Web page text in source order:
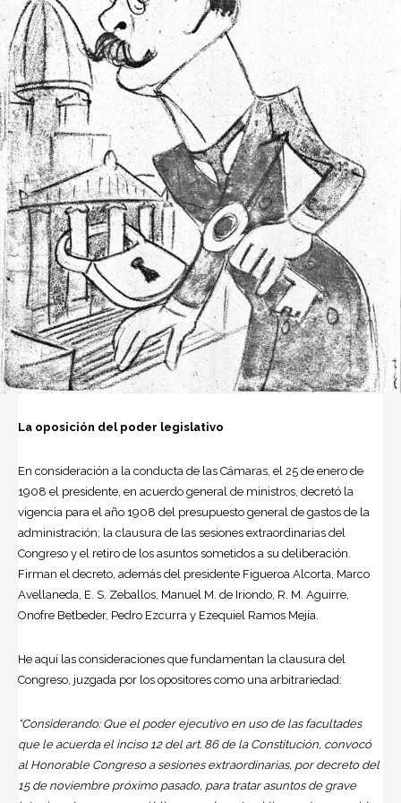
La oposición del poder legislativo
En consideración a la con­ducta de las Cámaras, el 25 de enero de
1908 el presidente, en acuerdo general de ministros, decretó la
vigencia para el año 1908 del presupuesto general de gastos de la
admi­nistración; la clausura de las sesiones extraordinarias del
Congreso y el retiro de los asuntos sometidos a su deli­beración.
Firman el decreto, además del presidente Figue­roa Alcorta, Marco
Avellaneda, E. S. Zeballos, Manuel M. de Iriondo, R. M. Aguirre,
Onofre Betbeder, Pedro Ezcurra y Ezequiel Ramos Mejía.
He aquí las consideraciones que fundamentan la clau­sura del
Congreso, juzgada por los opositores como una arbitrariedad:
“Considerando: Que el poder ejecutivo en uso de las facultades
que le acuerda el inciso 12 del art. 86 de la Constitución, convocó
al Honorable Congreso a sesiones extraordinarias, por decreto del
15 de noviembre próximo pasado, para tratar asuntos de grave